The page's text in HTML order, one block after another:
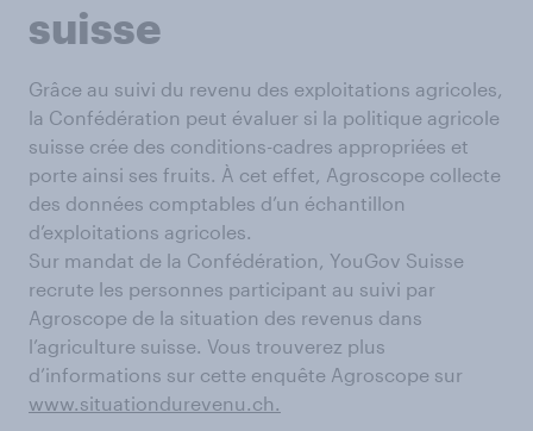
suisse
Grâce au suivi du revenu des exploitations agricoles,
la Confédération peut évaluer si la politique agricole
suisse crée des conditions-cadres appropriées et
porte ainsi ses fruits. À cet effet, Agroscope collecte
des données comptables d’un échantillon
d’exploitations agricoles.
Sur mandat de la Confédération, YouGov Suisse
recrute les personnes participant au suivi par
Agroscope de la situation des revenus dans
l’agriculture suisse. Vous trouverez plus
d’informations sur cette enquête Agroscope sur
www.situationdurevenu.ch.